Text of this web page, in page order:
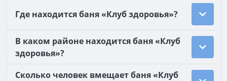
Где находится баня «Клуб здоровья»?
В каком районе находится баня «Клуб
здоровья»?
Сколько человек вмещает баня «Клуб